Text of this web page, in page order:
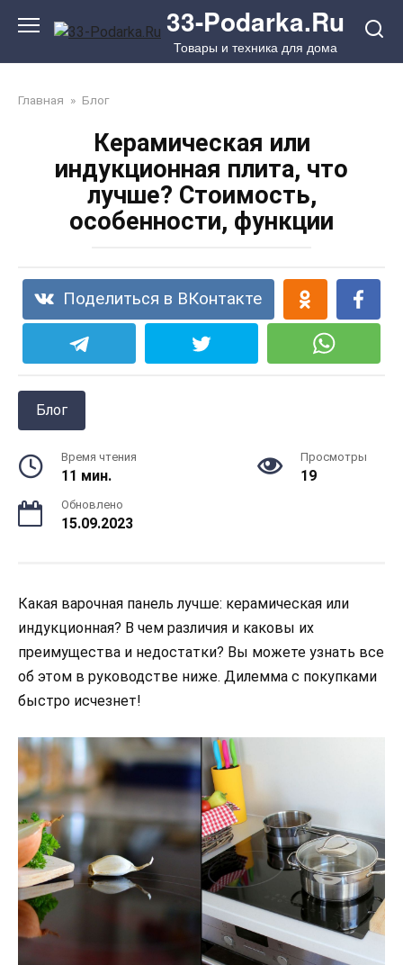
33-Podarka.Ru
Товары и техника для дома
Главная » Блог
Керамическая или
индукционная плита, что
лучше? Стоимость,
особенности, функции
Поделиться в ВКонтакте
Блог
Время чтения
11 мин.
Просмотры
19
Обновлено
15.09.2023
Какая варочная панель лучше: керамическая или
индукционная? В чем различия и каковы их
преимущества и недостатки? Вы можете узнать все
об этом в руководстве ниже. Дилемма с покупками
быстро исчезнет!